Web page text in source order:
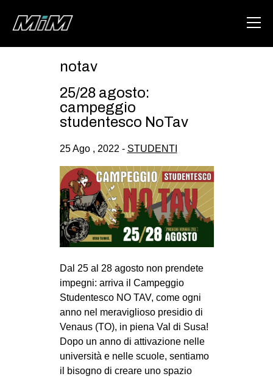
ABOUT
DEGENERAZIONE
GAZA FREESTYLE
CSOA LAMBRETTA
MSM
STUDENTI TSUNAMI
MILANO
MOBILITAZIONI
SPAZI
SPORT POPOLARE
MOVIMENTI
notav
25/28 agosto:
campeggio
studentesco NoTav
25 Ago , 2022 - STUDENTI
Dal 25 al 28 agosto non prendete
impegni: arriva il Campeggio
Studentesco NO TAV, come ogni
anno nel meraviglioso presidio di
Venaus (TO), in piena Val di Susa!
Dopo un anno di attivazione nelle
università e nelle scuole, sentiamo
il bisogno di creare uno spazio